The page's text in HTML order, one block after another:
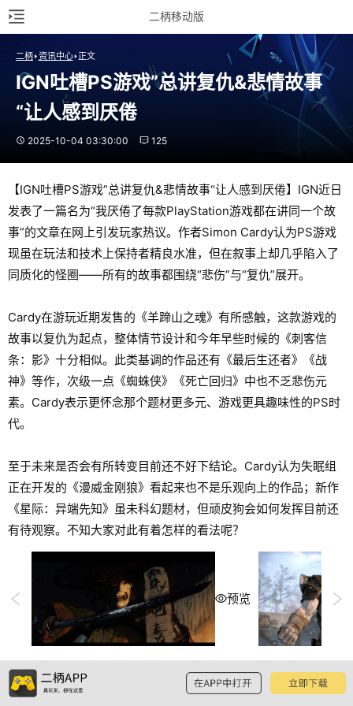
二柄移动版
二柄 资讯中心 正文
IGN吐槽PS游戏”总讲复仇&悲情故事
“让人感到厌倦
2025-10-04 03:30:00 125
【IGN吐槽PS游戏”总讲复仇&悲情故事“让人感到厌倦】IGN近日
发表了一篇名为“我厌倦了每款PlayStation游戏都在讲同一个故
事”的文章在网上引发玩家热议。作者Simon Cardy认为PS游戏
现虽在玩法和技术上保持者精良水准，但在叙事上却几乎陷入了
同质化的怪圈——所有的故事都围绕“悲伤”与“复仇”展开。
Cardy在游玩近期发售的《羊蹄山之魂》有所感触，这款游戏的
故事以复仇为起点，整体情节设计和今年早些时候的《刺客信
条：影》十分相似。此类基调的作品还有《最后生还者》《战
神》等作，次级一点《蜘蛛侠》《死亡回归》中也不乏悲伤元
素。Cardy表示更怀念那个题材更多元、游戏更具趣味性的PS时
代。
至于未来是否会有所转变目前还不好下结论。Cardy认为失眠组
正在开发的《漫威金刚狼》看起来也不是乐观向上的作品；新作
《星际：异端先知》虽未科幻题材，但顽皮狗会如何发挥目前还
有待观察。不知大家对此有着怎样的看法呢？
预览